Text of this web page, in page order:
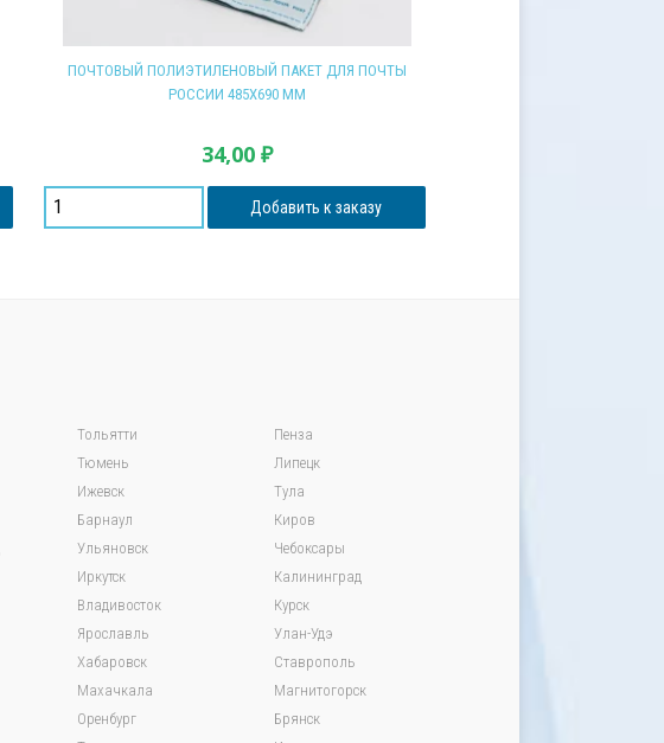
ПОЧТОВЫЙ ПОЛИЭТИЛЕНОВЫЙ ПАКЕТ ДЛЯ ПОЧТЫ
РОССИИ 485Х690 ММ
34,00₽
Добавить к заказу
Тольятти
Тюмень
Ижевск
Барнаул
Ульяновск
Иркутск
Владивосток
Ярославль
Хабаровск
Махачкала
Оренбург
Пенза
Липецк
Тула
Киров
Чебоксары
Калининград
Курск
Улан-Удэ
Ставрополь
Магнитогорск
Брянск